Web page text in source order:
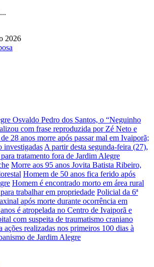
2026
Osvaldo Pedro dos Santos, o “Neguinho
com frase reproduzida por Zé Neto e
28 anos morre após passar mal em Ivaiporã;
investigadas A partir desta segunda-feira (27),
tratamento fora de Jardim Alegre
Morre aos 95 anos Jovita Batista Ribeiro,
Homem de 50 anos fica ferido após
Homem é encontrado morto em área rural
trabalhar em propriedade Policial da 6ª
após morte durante ocorrência em
é atropelada no Centro de Ivaiporã e
com suspeita de traumatismo craniano
ações realizadas nos primeiros 100 dias à
de Jardim Alegre